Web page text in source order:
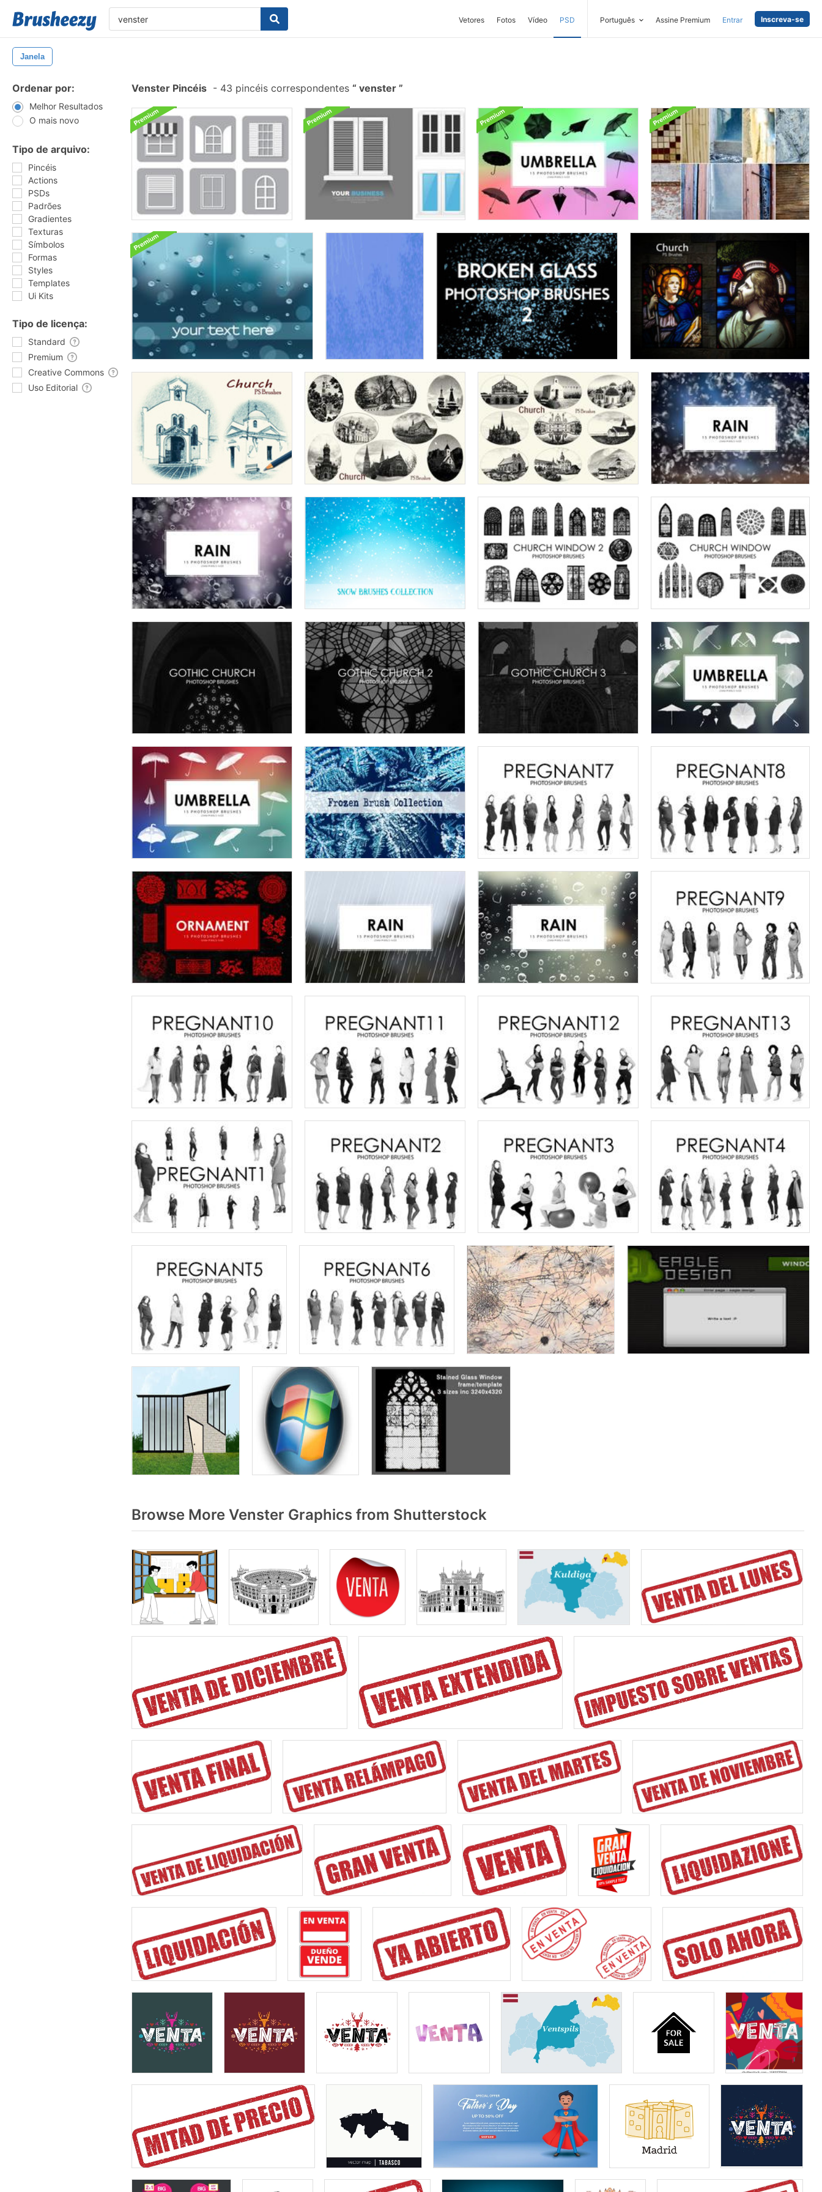
Vetores Fotos Vídeo PSD Português Assine Premium Entrar Inscreva-se
Janela
Ordenar por:
Melhor Resultados
O mais novo
Tipo de arquivo:
Pincéis
Actions
PSDs
Padrões
Gradientes
Texturas
Símbolos
Formas
Styles
Templates
Ui Kits
Tipo de licença:
Standard
Premium
Creative Commons
Uso Editorial
Venster Pincéis - 43 pincéis correspondentes venster
Browse More Venster Graphics from Shutterstock